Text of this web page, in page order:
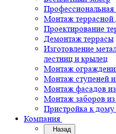
Профессиональная
Монтаж террасной
Проектирование
Демонтаж террасы
Изготовление
лестниц и крылец
Монтаж
Монтаж ступеней
Монтаж фасадов
Монтаж заборов
Пристройка к
Компания
Назад